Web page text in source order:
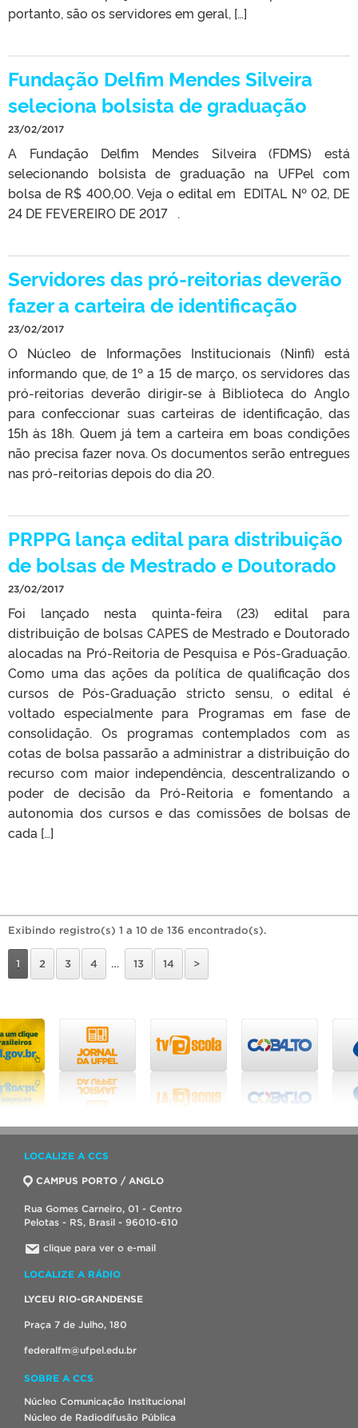
portanto, são os servidores em geral, […]
Fundação Delfim Mendes Silveira
seleciona bolsista de graduação
23/02/2017
A Fundação Delfim Mendes Silveira (FDMS) está
selecionando bolsista de graduação na UFPel com
bolsa de R$ 400,00. Veja o edital em EDITAL Nº 02, DE
24 DE FEVEREIRO DE 2017 .
Servidores das pró-reitorias deverão
fazer a carteira de identificação
23/02/2017
O Núcleo de Informações Institucionais (Ninfi) está
informando que, de 1º a 15 de março, os servidores das
pró-reitorias deverão dirigir-se à Biblioteca do Anglo
para confeccionar suas carteiras de identificação, das
15h às 18h. Quem já tem a carteira em boas condições
não precisa fazer nova. Os documentos serão entregues
nas pró-reitorias depois do dia 20.
PRPPG lança edital para distribuição
de bolsas de Mestrado e Doutorado
23/02/2017
Foi lançado nesta quinta-feira (23) edital para
distribuição de bolsas CAPES de Mestrado e Doutorado
alocadas na Pró-Reitoria de Pesquisa e Pós-Graduação.
Como uma das ações da política de qualificação dos
cursos de Pós-Graduação stricto sensu, o edital é
voltado especialmente para Programas em fase de
consolidação. Os programas contemplados com as
cotas de bolsa passarão a administrar a distribuição do
recurso com maior independência, descentralizando o
poder de decisão da Pró-Reitoria e fomentando a
autonomia dos cursos e das comissões de bolsas de
cada […]
Exibindo registro(s) 1 a 10 de 136 encontrado(s).
1 2 3 4 … 13 14 >
LOCALIZE A CCS
CAMPUS PORTO / ANGLO
Rua Gomes Carneiro, 01 - Centro
Pelotas - RS, Brasil - 96010-610
clique para ver o e-mail
LOCALIZE A RÁDIO
LYCEU RIO-GRANDENSE
Praça 7 de Julho, 180
federalfm@ufpel.edu.br
SOBRE A CCS
Núcleo Comunicação Institucional
Núcleo de Radiodifusão Pública